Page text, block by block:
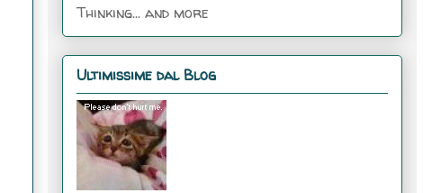
Thinking... and more
Ultimissime dal Blog